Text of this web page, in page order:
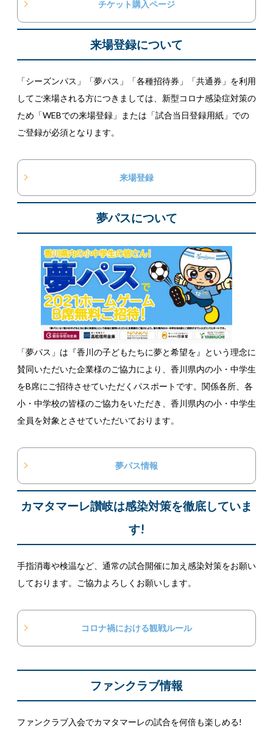
チケット購入ページ
来場登録について
「シーズンパス」「夢パス」「各種招待券」「共通券」を利用
してご来場される方につきましては、新型コロナ感染症対策の
ため「WEBでの来場登録」または「試合当日登録用紙」での
ご登録が必須となります。
来場登録
夢パスについて
「夢パス」は『香川の子どもたちに夢と希望を』という理念に
賛同いただいた企業様のご協力により、香川県内の小・中学生
をB席にご招待させていただくパスポートです。関係各所、各
小・中学校の皆様のご協力をいただき、香川県内の小・中学生
全員を対象とさせていただいております。
夢パス情報
カマタマーレ讃岐は感染対策を徹底していま
す!
手指消毒や検温など、通常の試合開催に加え感染対策をお願い
しております。ご協力よろしくお願いします。
コロナ禍における観戦ルール
ファンクラブ情報
ファンクラブ入会でカマタマーレの試合を何倍も楽しめる!